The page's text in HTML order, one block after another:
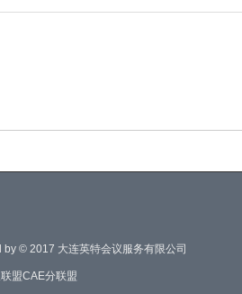
© 2017 大连英特会议服务有限公司
盟CAE分联盟